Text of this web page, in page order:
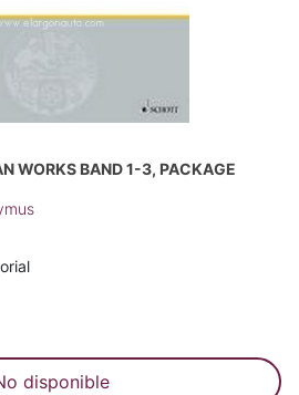
WORKS BAND 1-3, PACKAGE
disponible